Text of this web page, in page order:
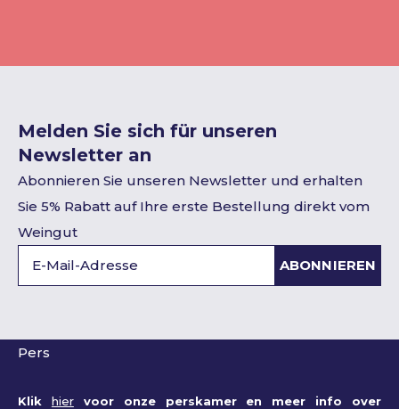
Melden Sie sich für unseren
Newsletter an
Abonnieren Sie unseren Newsletter und erhalten
Sie 5% Rabatt auf Ihre erste Bestellung direkt vom
Weingut
ABONNIEREN
Pers
Klik hiervoor onze perskamer en meer info over